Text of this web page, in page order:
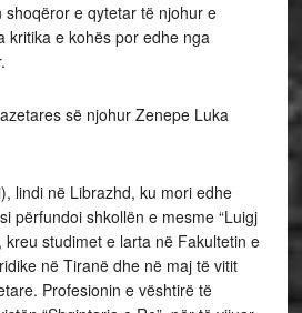
shoqëror e qytetar të njohur e
kritika e kohës por edhe nga
së njohur Zenepe Luka
lindi në Librazhd, ku mori edhe
përfundoi shkollën e mesme “Luigj
kreu studimet e larta në Fakultetin e
në Tiranë dhe në maj të vitit
Profesionin e vështirë të